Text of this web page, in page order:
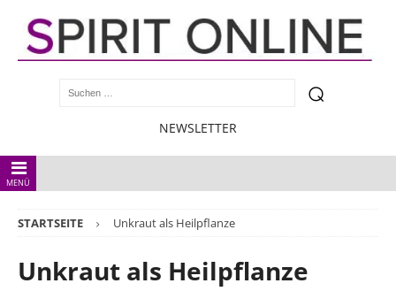
NEWSLETTER
MENÜ
STARTSEITE Unkraut als Heilpflanze
Unkraut als Heilpflanze